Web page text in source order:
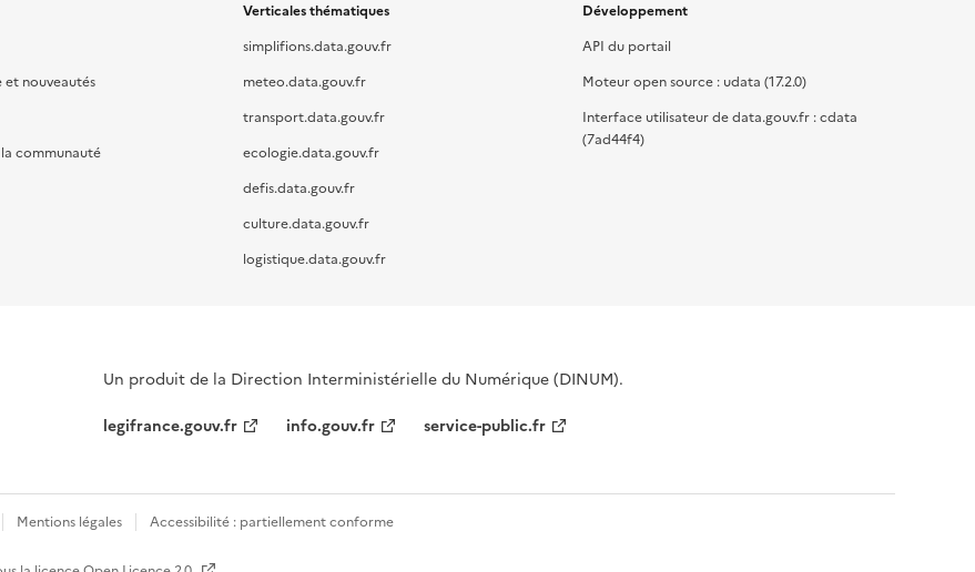
et nouveautés
communauté
Verticales thématiques
simplifions.data.gouv.fr
meteo.data.gouv.fr
transport.data.gouv.fr
ecologie.data.gouv.fr
defis.data.gouv.fr
culture.data.gouv.fr
logistique.data.gouv.fr
Développement
API du portail
Moteur open source : udata (17.2.0)
Interface utilisateur de data.gouv.fr : cdata
(7ad44f4)
Un produit de la Direction Interministérielle du Numérique (DINUM).
legifrance.gouv.fr
info.gouv.fr service-public.fr
Mentions légales Accessibilité : partiellement conforme